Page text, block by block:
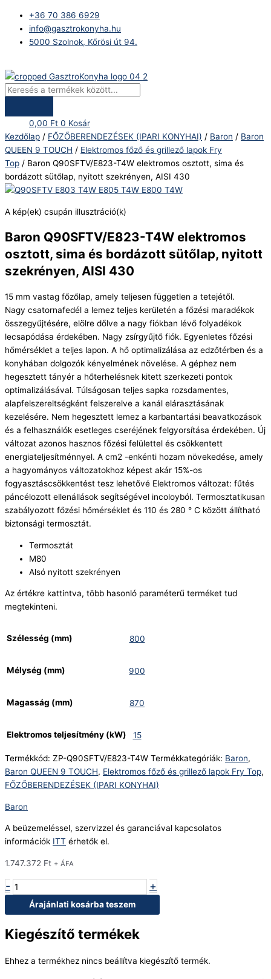
content
+36 70 386 6929
info@gasztrokonyha.hu
5000 Szolnok, Kőrösi út 94.
search
0,00 Ft 0 Kosár
Kezdőlap / FŐZŐBERENDEZÉSEK (IPARI KONYHAI) / Baron / Baron
QUEEN 9 TOUCH / Elektromos főző és grillező lapok Fry
Top / Baron Q90SFTV/E823-T4W elektromos osztott, sima és
bordázott sütőlap, nyitott szekrényen, AISI 430
A kép(ek) csupán illusztráció(k)
Baron Q90SFTV/E823-T4W elektromos
osztott, sima és bordázott sütőlap, nyitott
szekrényen, AISI 430
15 mm vastag főzőlap, amely teljesen független a tetejétől.
Nagy csatornafedél a lemez teljes kerületén a főzési maradékok
összegyűjtésére, elölre dőlve a nagy fiókban lévő folyadékok
lecsapódása érdekében. Nagy zsírgyűjtő fiók. Egyenletes főzési
hőmérséklet a teljes lapon. A hő optimalizálása az edzőtérben és a
konyhában dolgozók kényelmének növelése. A géphez nem
hegesztett tányér a hőterhelésnek kitett szerkezeti pontok
optimalizálásával. Túlságosan teljes sapka rozsdamentes,
alapfelszereltségként felszerelve a kanál elárasztásának
kezelésére. Nem hegesztett lemez a karbantartási beavatkozások
és a felhasználók esetleges cseréjének felgyorsítása érdekében. Új
változat azonos hasznos főzési felülettel és csökkentett
energiateljesítménnyel. A cm2 -enkénti hozam növekedése, amely
a hagyományos változatokhoz képest akár 15%-os
fogyasztáscsökkentést tesz lehetővé Elektromos változat: fűtés
páncélozott ellenállások segítségével incoloyból. Termosztatikusan
szabályozott főzési hőmérséklet és 110 és 280 ° C között állítható
biztonsági termosztát.
Termosztát
M80
Alsó nyitott szekrényen
Az értékre kattintva, több hasonló paraméterű terméket tud
megtekinteni.
Szélesség (mm) 800
Mélység (mm) 900
Magasság (mm) 870
Elektromos teljesítmény (kW) 15
Termékkód: ZP-Q90SFTV/E823-T4W Termékkategóriák: Baron,
Baron QUEEN 9 TOUCH, Elektromos főző és grillező lapok Fry Top,
FŐZŐBERENDEZÉSEK (IPARI KONYHAI)
Baron
A beüzemeléssel, szervizzel és garanciával kapcsolatos
információk ITT érhetők el.
1.747.372 Ft + ÁFA
-
Q90SFTV/E823-
T4W
elektromos
sima
és
bordázott
nyitott
szekrényen,
AISI
430
mennyiség
+
Árajánlati kosárba teszem
Kiegészítő termékek
Ehhez a termékhez nincs beállítva kiegészítő termék.